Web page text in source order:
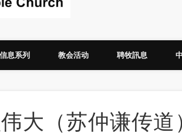
信息系列 教会活动 聘牧訊息
大（苏仲谦传道）